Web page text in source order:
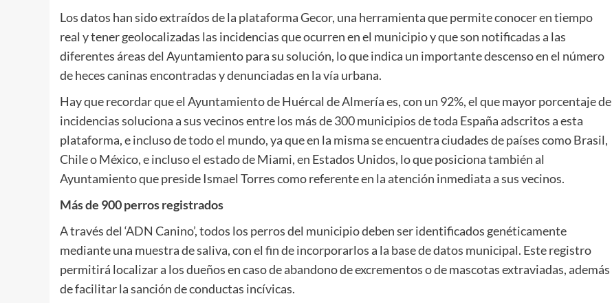
Los datos han sido extraídos de la plataforma Gecor, una herramienta que permite conocer en tiempo
real y tener geolocalizadas las incidencias que ocurren en el municipio y que son notificadas a las
diferentes áreas del Ayuntamiento para su solución, lo que indica un importante descenso en el número
de heces caninas encontradas y denunciadas en la vía urbana.
Hay que recordar que el Ayuntamiento de Huércal de Almería es, con un 92%, el que mayor porcentaje de
incidencias soluciona a sus vecinos entre los más de 300 municipios de toda España adscritos a esta
plataforma, e incluso de todo el mundo, ya que en la misma se encuentra ciudades de países como Brasil,
Chile o México, e incluso el estado de Miami, en Estados Unidos, lo que posiciona también al
Ayuntamiento que preside Ismael Torres como referente en la atención inmediata a sus vecinos.
Más de 900 perros registrados
A través del ‘ADN Canino’, todos los perros del municipio deben ser identificados genéticamente
mediante una muestra de saliva, con el fin de incorporarlos a la base de datos municipal. Este registro
permitirá localizar a los dueños en caso de abandono de excrementos o de mascotas extraviadas, además
de facilitar la sanción de conductas incívicas.